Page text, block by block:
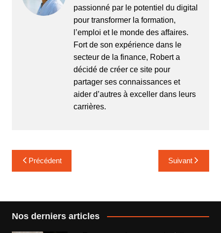
passionné par le potentiel du digital
pour transformer la formation,
l’emploi et le monde des affaires.
Fort de son expérience dans le
secteur de la finance, Robert a
décidé de créer ce site pour
partager ses connaissances et
aider d’autres à exceller dans leurs
carrières.
Navigation
de
Précédent Suivant
Nos derniers articles